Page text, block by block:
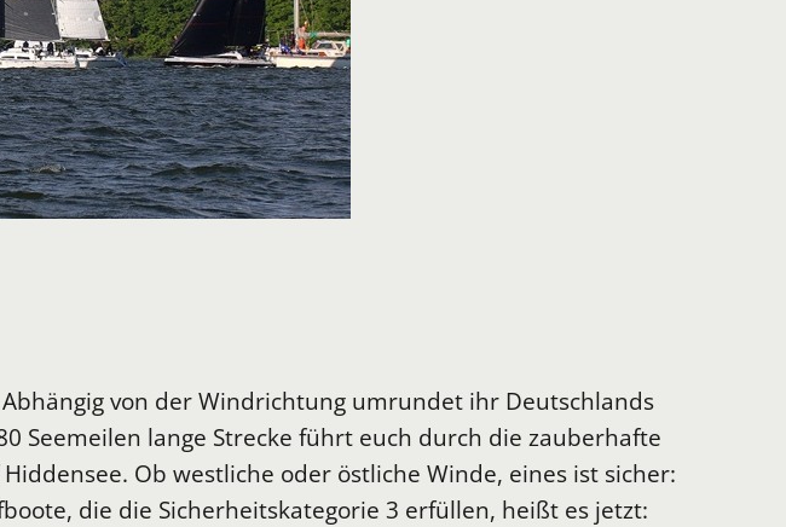
von der Windrichtung umrundet ihr Deutschlands
Seemeilen lange Strecke führt euch durch die zauberhafte
Ob westliche oder östliche Winde, eines ist sicher:
die die Sicherheitskategorie 3 erfüllen, heißt es jetzt: